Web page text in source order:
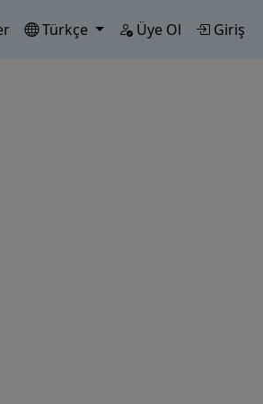
Türkçe Üye Ol Giriş